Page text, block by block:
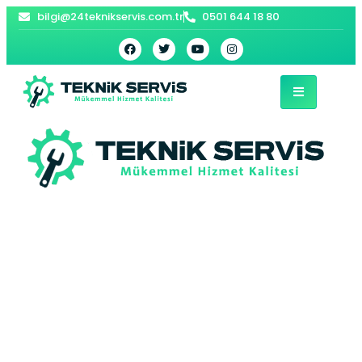
bilgi@24teknikservis.com.tr 0501 644 18 80